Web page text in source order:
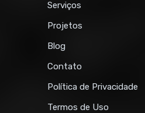
Serviços
Projetos
Blog
Contato
Política de Privacidade
Termos de Uso